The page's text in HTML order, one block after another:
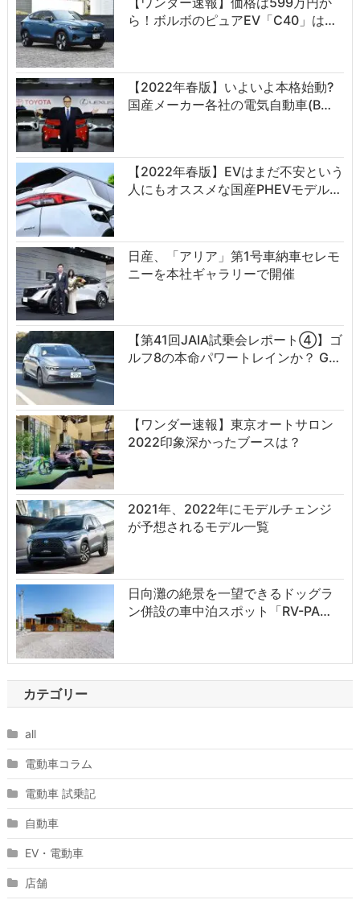
ら！ボルボのピュアEV「C40」は…
【2022年春版】いよいよ本格始動?
国産メーカー各社の電気自動車(B…
【2022年春版】EVはまだ不安という
人にもオススメな国産PHEVモデル…
日産、「アリア」第1号車納車セレモ
ニーを本社ギャラリーで開催
【第41回JAIA試乗会レポート④】ゴ
ルフ8の本命パワートレインか？ G…
【ワンダー速報】東京オートサロン
2022印象深かったブースは？
2021年、2022年にモデルチェンジ
が予想されるモデル一覧
日向灘の絶景を一望できるドッグラ
ン併設の車中泊スポット「RV-PA…
カテゴリー
all
電動車コラム
電動車 試乗記
自動車
EV・電動車
店舗